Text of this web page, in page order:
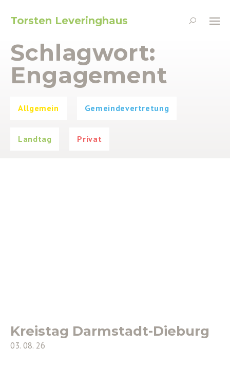
Torsten Leveringhaus
Schlagwort:
Engagement
Allgemein Gemeindevertretung
Landtag Privat
Kreistag Darmstadt-Dieburg
03. 08. 26